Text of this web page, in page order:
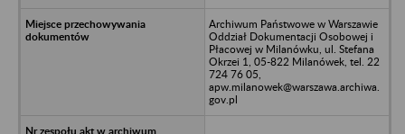
Archiwum Państwowe w Warszawie
Oddział Dokumentacji Osobowej i
Płacowej w Milanówku, ul. Stefana
Okrzei 1, 05-822 Milanówek, tel. 22
724 76 05,
apw.milanowek@warszawa.archiwa.
gov.pl